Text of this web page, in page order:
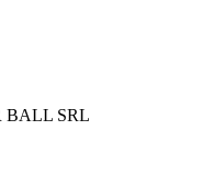
BALL SRL